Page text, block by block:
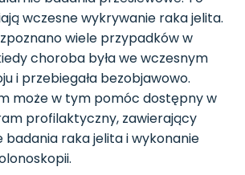
wczesne wykrywanie raka jelita.
wiele przypadków w
choroba była we wczesnym
i przebiegała bezobjawowo.
może w tym pomóc dostępny w
profilaktyczny, zawierający
badania raka jelita i wykonanie